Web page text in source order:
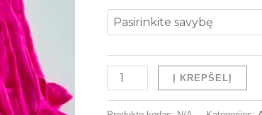
Į KREPŠELĮ